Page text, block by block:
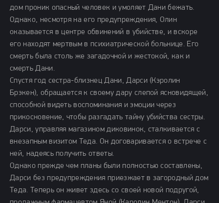
дом проник опасный человек и умоляет Дани бежать.
Однако, несмотря на его предупреждения, Олин
оказывается в центре обвинений в убийстве, и вскоре
его находят мертвым в психиатрической больнице. Его
смерть была столь же загадочной и жестокой, как и
смерть Дани.
Спустя год сестра-близнец Дани, Дарси (Кэролин
Брэкен), обращается к своему дару слепой ясновидящей,
способной видеть воспоминания и эмоции через
прикосновение, чтобы разгадать тайну убийства сестры.
Дарси, управляя магазином диковинок, сталкивается с
внезапным визитом Теда. Он договаривается о встрече с
ней, надеясь получить ответы.
Однако прежде чем планы были полностью составлены,
Дарси без предупреждения приезжает в загородный дом
Теда. Теперь он живет здесь со своей новой подругой,